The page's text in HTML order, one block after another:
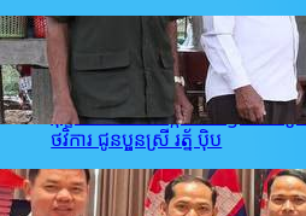
February 26, 2026.user_takeo1
គណៈកម្មាធិការ ស.ស.យ.ក. ស្រុកអង្គ
ដឹកនាំដោយលោក ជា សម្បត្តិ បាន
ទុក្ខ និងនាំយក អង្ករ ៥០kg មី ទឹកត្
ថវិការ ជូនប្អូនស្រី រត្ន័ ប៉ិប
February 22, 2026.user_takeo1